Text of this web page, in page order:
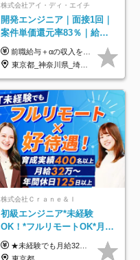
株式会社アイ・ディ・エイチ
開発エンジニア｜面接1回｜
案件単価還元率83％｜給与
UP保証｜年休140日｜在宅
利用率9割｜独立支援・副業
制度
前職給与＋αの収入を保証 月給42万円～120万円＋各種手当＋賞与 給与基準が明確かつ高還元です。 一人ひとりが安定した環境のもと、長く活躍できる職場を目指しています。 ※平均年収650万円 ・還元率83％ ・各種手当について 職能手当／職務手当／資格手当／営業手当 など ※前職での経験・能力、給与などを考慮の上、当社規定により優遇いたします ※試用期間あり（3ヶ月／期間中の条件に変動はありません） ※上記金額には固定残業代（78,948円～225,564円/月30時間分）を含みます 超過分は別途全額支給いたします ・年収UPを保証 過去には転職時に〈年収200万円UP〉したエンジニアも在籍しています。入社時だけでなく、入社後も安心の給与水準で働ける環境です。キャリアや技術力が正当に評価されていないと感じていたら、一度面接でお話ししましょう！ 当社では管理職の人数は最低限にし、無駄な管理をしません。その費用削減分を社員の給与に還元しています！
東京都_神奈川県_埼玉県_千葉県_大阪府_愛知県_北海道_青森県_岩手県_宮城県_秋田県_山形県_福島県_茨城県_栃木県_群馬県_新潟県_山梨県_長野県_富山県_石川県_福井県_静岡県_岐阜県_三重県_兵庫県_京都府_滋賀県_奈良県_和歌山県_広島県_岡山県_鳥取県_島根県_山口県_徳島県_香川県_愛媛県_高知県_福岡県_熊本県_佐賀県_長崎県_大分県_宮崎県_鹿児島県_沖縄県
株式会社Ｃｒａｎｅ＆Ｉ
初級エンジニア*未経験
OK！*フルリモートOK*月給
32万～*残業月9.8h*1ヶ月の
研修*資格取得率100％
★未経験でも月給32万円スタート★ 月収32万円～35万円＋各種手当（資格手当だけで毎月15万の上乗せ実績あり！） ★資格手当豊富！1資格につき最大3万円支給 ★功績手当の導入で、毎月のお給与に上乗せで最大10万円支給している社員も！ ★1回の昇級で年収数十万UPも可 ★ゆくゆくは年収1000万以上も目指せる 年俸384万円～1,162万8,000円（12分割） ※経験・スキルを考慮の上決定します ※上記金額には固定残業代（月30h分・60,800円～66,500円）を含みます ※超過分は別途全額支給します ※試用期間2ヶ月間あり（その他待遇に差異はありません）